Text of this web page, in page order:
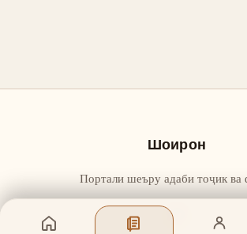
Шоирон
Портали шеъру адаби тоҷик ва